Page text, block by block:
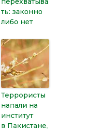
ть: законно
либо нет
Террористы
напали на
институт
в Пакистане,